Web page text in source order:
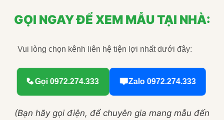
GỌI NGAY ĐỂ XEM MẪU TẠI NHÀ:
Vui lòng chọn kênh liên hệ tiện lợi nhất dưới đây:
Gọi 0972.274.333 Zalo 0972.274.333
(Bạn hãy gọi điện, để chuyên gia mang mẫu đến